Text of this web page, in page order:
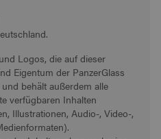
Logos, die auf dieser
Eigentum der PanzerGlass
behält außerdem alle
verfügbaren Inhalten
Illustrationen, Audio-, Video-,